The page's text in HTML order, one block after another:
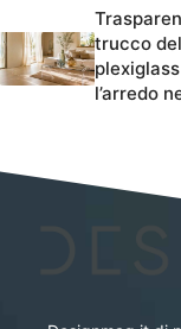
trucco
l’arredo